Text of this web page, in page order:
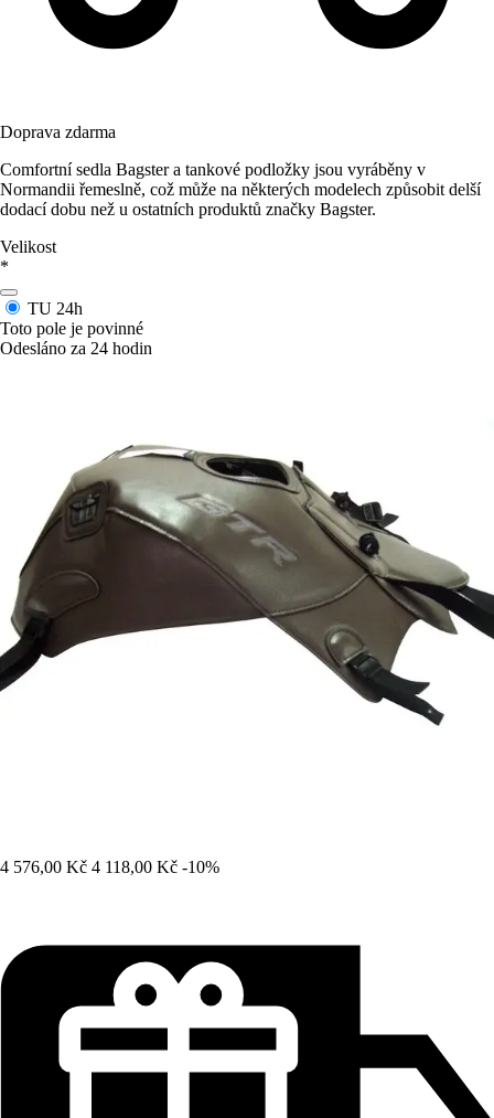
Doprava zdarma
Comfortní sedla Bagster a tankové podložky jsou vyráběny v
Normandii řemeslně, což může na některých modelech způsobit delší
dodací dobu než u ostatních produktů značky Bagster.
Velikost
*
TU 24h
Toto pole je povinné
Odesláno za 24 hodin
4 576,00 Kč 4 118,00 Kč -10%